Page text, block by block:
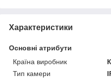
Характеристики
Основні атрибути
Країна виробник
Тип камери